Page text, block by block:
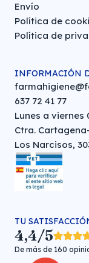
Envío
Política de
Política de
INFORMACIÓN
637 72 41 77
Lunes a viernes
Ctra.
Los Narcisos,
TU
4,4/5
De más de 160